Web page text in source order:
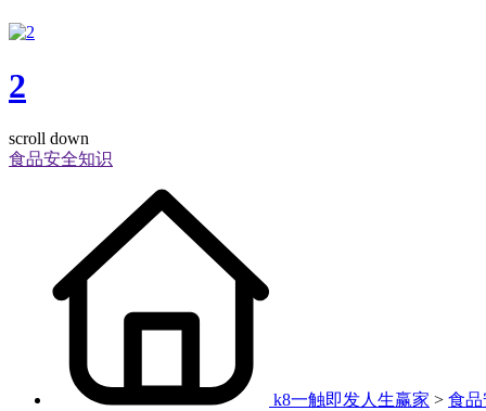
2
scroll down
食品安全知识
k8一触即发人生赢家 > 食